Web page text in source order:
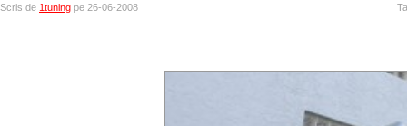
Scris de 1tuning pe 26-06-2008